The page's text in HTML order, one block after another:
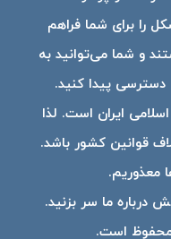
را برای شما فراهم
و شما می‌توانید به
دسترسی پیدا کنید.
ایران است. لذا
قوانین کشور باشد.
معذوریم.
درباره ما سر بزنید.
است.